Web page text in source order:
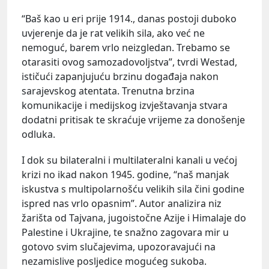
“Baš kao u eri prije 1914., danas postoji duboko
uvjerenje da je rat velikih sila, ako već ne
nemoguć, barem vrlo neizgledan. Trebamo se
otarasiti ovog samozadovoljstva”, tvrdi Westad,
ističući zapanjujuću brzinu događaja nakon
sarajevskog atentata. Trenutna brzina
komunikacije i medijskog izvještavanja stvara
dodatni pritisak te skraćuje vrijeme za donošenje
odluka.
I dok su bilateralni i multilateralni kanali u većoj
krizi no ikad nakon 1945. godine, “naš manjak
iskustva s multipolarnošću velikih sila čini godine
ispred nas vrlo opasnim”. Autor analizira niz
žarišta od Tajvana, jugoistočne Azije i Himalaje do
Palestine i Ukrajine, te snažno zagovara mir u
gotovo svim slučajevima, upozoravajući na
nezamislive posljedice mogućeg sukoba.